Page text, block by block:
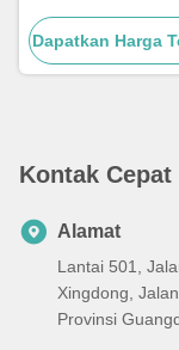
DC AGV Untuk
Pengiriman
Dapatkan Harga
Kontak Cepat
Alamat
Lantai 501,
Xingdong,
Provinsi